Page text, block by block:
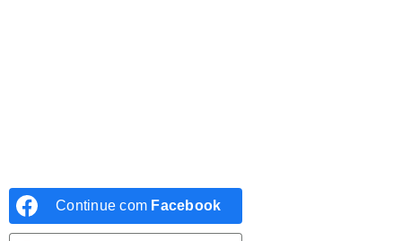
Continue com Facebook